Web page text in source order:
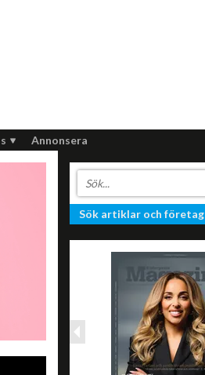
Annonsera
Sök artiklar och företag